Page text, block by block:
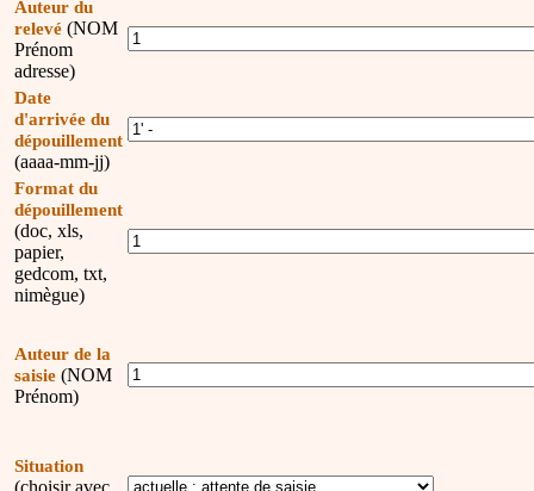
Auteur du
relevé (NOM
Prénom
adresse)
Date
d'arrivée du
dépouillement
(aaaa-mm-jj)
Format du
dépouillement
(doc, xls,
papier,
gedcom, txt,
nimègue)
Auteur de la
saisie (NOM
Prénom)
Situation
(choisir avec